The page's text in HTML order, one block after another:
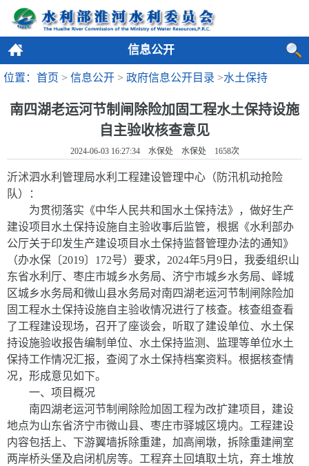
信息公开
位置：首页 > 信息公开 > 政府信息公开目录 >水土保持
南四湖老运河节制闸除险加固工程水土保持设施
自主验收核查意见
2024-06-03 16:27:34 水保处 水保处 1658次
沂沭泗水利管理局水利工程建设管理中心（防汛机动抢险
队）：
为贯彻落实《中华人民共和国水土保持法》，做好生产
建设项目水土保持设施自主验收事后监管，根据《水利部办
公厅关于印发生产建设项目水土保持监督管理办法的通知》
（办水保〔2019〕 172号）要求， 2024年5月 9 日，我委组织山
东省水利厅、枣庄市城乡水务局、济宁市城乡水务局、峄城
区城乡水务局和微山县水务局对南四湖老运河节制闸除险加
固工程水土保持设施自主验收情况进行了核查。核查组查看
了工程建设现场，召开了座谈会，听取了建设单位、水土保
持设施验收报告编制单位、水土保持监测、监理等单位水土
保持工作情况汇报，查阅了水土保持档案资料。根据核查情
况，形成意见如下。
一、项目概况
南四湖老运河节制闸除险加固工程为改扩建项目，建设
地点为山东省济宁市微山县、枣庄市驿城区境内。工程建设
内容包括上、下游翼墙拆除重建，加高闸墩，拆除重建闸室
两岸桥头堡及启闭机房等。工程弃土回填取土坑，弃土堆放